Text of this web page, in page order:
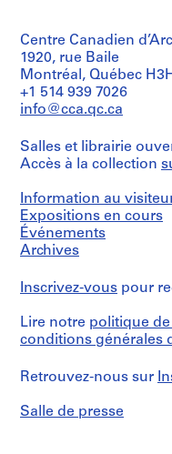
d
e
V
a
l
e
c
s
,
M
a
r
i
d
S
a
Collation:
5
black
ink
on
translucent
Dimensions:
85,8
×
63,8
cm
de
Abalos
&
Collection
Canadien
(archive
creator)
Description:
Contains
some
and
photographs
digital
files:
three-
dimensional
model.
as
a
project
"Memoria
de
Centre Canadien
1920, rue Baile
Montréal, Québec
+1 514 939 7026
info@cca.qc.ca
Salles et librairie
Accès à la collection
Information au
Expositions en cours
Événements
Archives
Inscrivez-vous pour
Lire notre politique
conditions générales
Retrouvez-nous sur
Salle de presse